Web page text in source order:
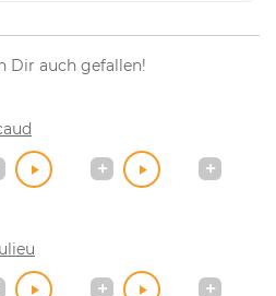
Dir auch gefallen!